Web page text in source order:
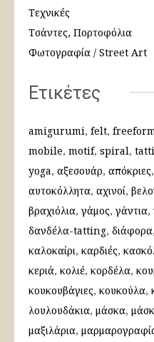
Τεχνικές
Τσάντες, Πορτοφόλια
Φωτογραφία / Street Art
Ετικέτες
amigurumi felt
mobile motif spiral
yoga αξεσουάρ απόκριες
αυτοκόλλητα αχινοί
βραχιόλια γάμος γάντια
δανδέλα-tatting διάφορα
καλοκαίρι καρδιές
κεριά κολιέ κορδέλα
κουκουβάγιες κουκούλα
λουλουδάκια μάσκα
μαξιλάρια